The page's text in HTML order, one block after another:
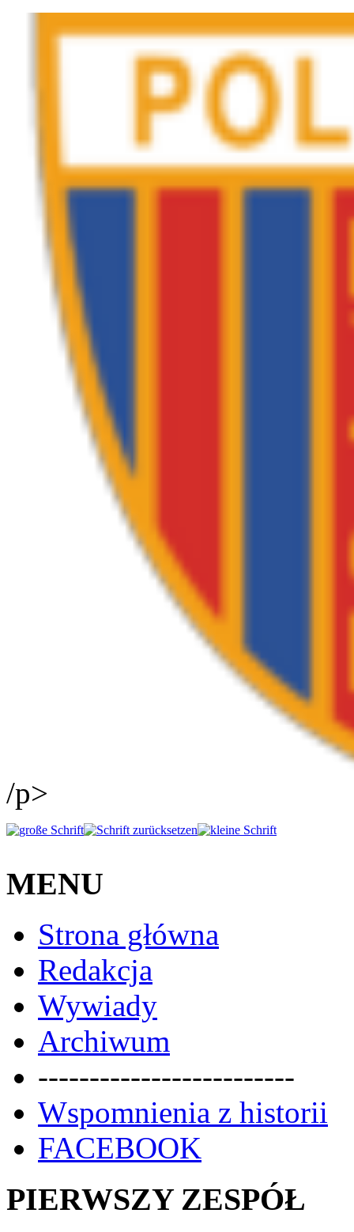
/p>
MENU
Strona główna
Redakcja
Wywiady
Archiwum
-------------------------
Wspomnienia z historii
FACEBOOK
PIERWSZY ZESPÓŁ